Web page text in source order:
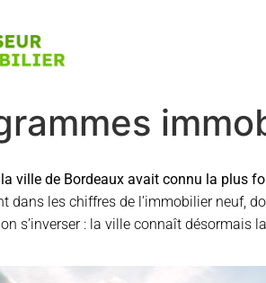
la ville de Bordeaux avait connu la plus
dans les chiffres de l’immobilier neuf,
s’inverser : la ville connaît désormais